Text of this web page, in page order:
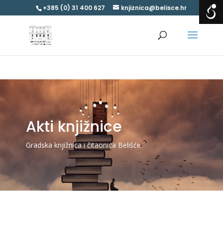
+385 (0) 31 400 627 knjiznica@belisce.hr
Akti knjižnice
Gradska knjižnica i čitaonica Belišće